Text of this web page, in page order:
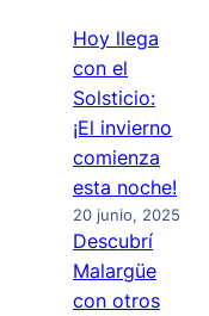
Hoy llega
con el
Solsticio:
¡El invierno
comienza
esta noche!
20 junio, 2025
Descubrí
Malargüe
con otros